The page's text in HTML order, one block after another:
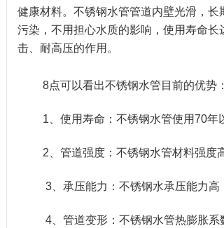
健康材料。不锈钢水管管道内壁光滑，
污染，不用担心水质的影响，使用寿命
击、耐高压的作用。
8点可以看出不锈钢水管目前的优势：
1、使用寿命：不锈钢水管使用70年
2、管道强度：不锈钢水管材料强度高
3、承压能力：不锈钢水承压能力高
4、管道变形：不锈钢水管热膨胀系